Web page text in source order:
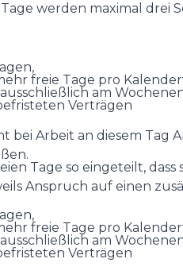
werden maximal drei
freie Tage pro
am
Verträgen
bei Arbeit an diesem
Tage so eingeteilt,
Anspruch auf einen
freie Tage pro
am
Verträgen